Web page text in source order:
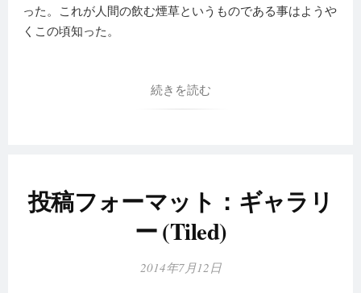
った。これが人間の飲む煙草というものである事はようや
くこの頃知った。
続きを読む
投稿フォーマット：ギャラリ
ー (Tiled)
2014年7月12日